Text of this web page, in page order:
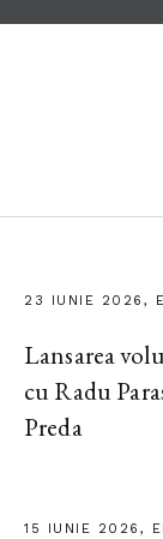
23 IUNIE 2026,
Lansarea
cu Radu
Preda
15 IUNIE 2026,